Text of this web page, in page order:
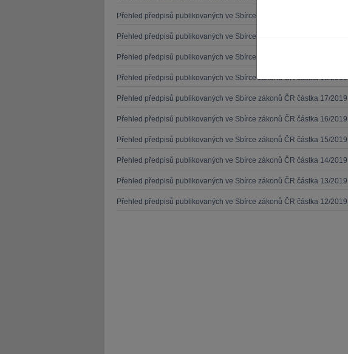
Přehled předpisů publikovaných ve Sbírce zákonů ČR částka 21/2019
Přehled předpisů publikovaných ve Sbírce zákonů ČR částka 20/2019
Přehled předpisů publikovaných ve Sbírce zákonů ČR částka 19/2019
Přehled předpisů publikovaných ve Sbírce zákonů ČR částka 18/2019
Přehled předpisů publikovaných ve Sbírce zákonů ČR částka 17/2019
Přehled předpisů publikovaných ve Sbírce zákonů ČR částka 16/2019
Přehled předpisů publikovaných ve Sbírce zákonů ČR částka 15/2019
Přehled předpisů publikovaných ve Sbírce zákonů ČR částka 14/2019
Přehled předpisů publikovaných ve Sbírce zákonů ČR částka 13/2019
Přehled předpisů publikovaných ve Sbírce zákonů ČR částka 12/2019